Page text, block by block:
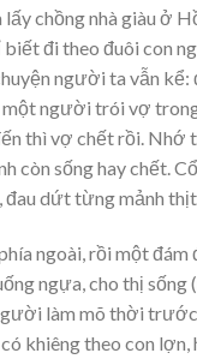
chồng nhà giàu ở
đi theo đuôi con
người ta vẫn
người trói vợ
thì vợ chết rồi. Nhớ
còn sống hay chết.
đau dứt từng mảnh
ngoài, rồi một đám
ngựa, cho thị
làm mõ thời
khiêng theo con